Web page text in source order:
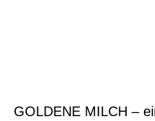
GOLDENE MILCH –